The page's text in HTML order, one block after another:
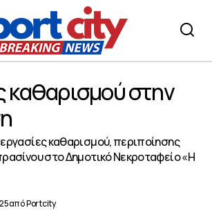
καθαρισμού στην
καθαρισμού, περιποίησης
στο Δημοτικό Νεκροταφείο «Η
απόPortcity